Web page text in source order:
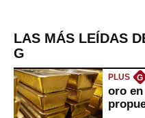
LAS MÁS LEÍDAS
G
PLUS G
oro